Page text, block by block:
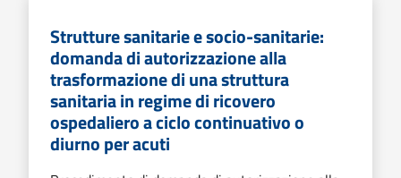
Strutture sanitarie e socio-sanitarie:
domanda di autorizzazione alla
trasformazione di una struttura
sanitaria in regime di ricovero
ospedaliero a ciclo continuativo o
diurno per acuti